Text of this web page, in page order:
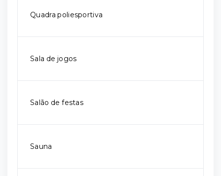
Quadra poliesportiva
Sala de jogos
Salão de festas
Sauna